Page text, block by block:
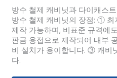
방수 철제 캐비닛과 다이캐스
방수 철제 캐비닛의 장점: ①
제작 가능하며, 비표준 규격에
판금 용접으로 제작되어 내부
비 설치가 용이합니다. ③ 캐비
다.